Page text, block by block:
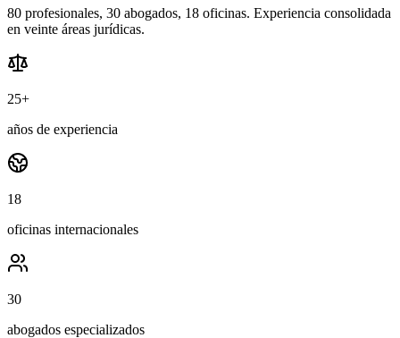
80 profesionales, 30 abogados, 18 oficinas. Experiencia consolidada
en veinte áreas jurídicas.
25+
años de experiencia
18
oficinas internacionales
30
abogados especializados